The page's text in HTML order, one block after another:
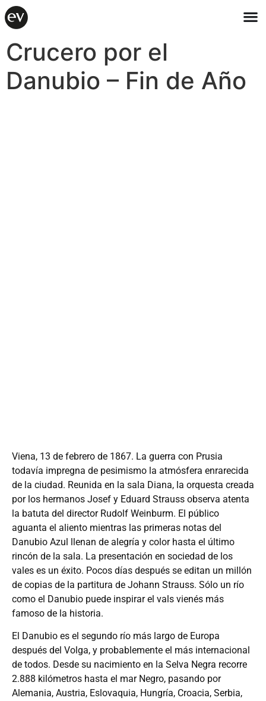
Crucero por el
Danubio – Fin de Año
Viena, 13 de febrero de 1867. La guerra con Prusia
todavía impregna de pesimismo la atmósfera enrarecida
de la ciudad. Reunida en la sala Diana, la orquesta creada
por los hermanos Josef y Eduard Strauss observa atenta
la batuta del director Rudolf Weinburm. El público
aguanta el aliento mientras las primeras notas del
Danubio Azul llenan de alegría y color hasta el último
rincón de la sala. La presentación en sociedad de los
vales es un éxito. Pocos días después se editan un millón
de copias de la partitura de Johann Strauss. Sólo un río
como el Danubio puede inspirar el vals vienés más
famoso de la historia.
El Danubio es el segundo río más largo de Europa
después del Volga, y probablemente el más internacional
de todos. Desde su nacimiento en la Selva Negra recorre
2.888 kilómetros hasta el mar Negro, pasando por
Alemania, Austria, Eslovaquia, Hungría, Croacia, Serbia,